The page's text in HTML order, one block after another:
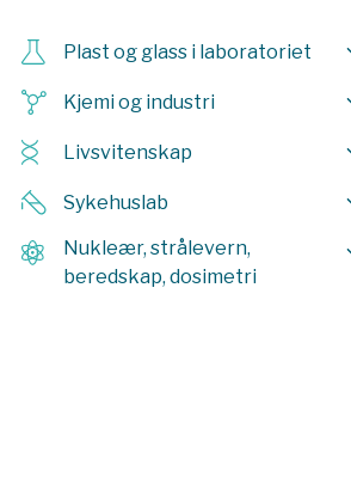
Plast og glass i laboratoriet
Kjemi og industri
Livsvitenskap
Sykehuslab
Nukleær, strålevern,
beredskap, dosimetri